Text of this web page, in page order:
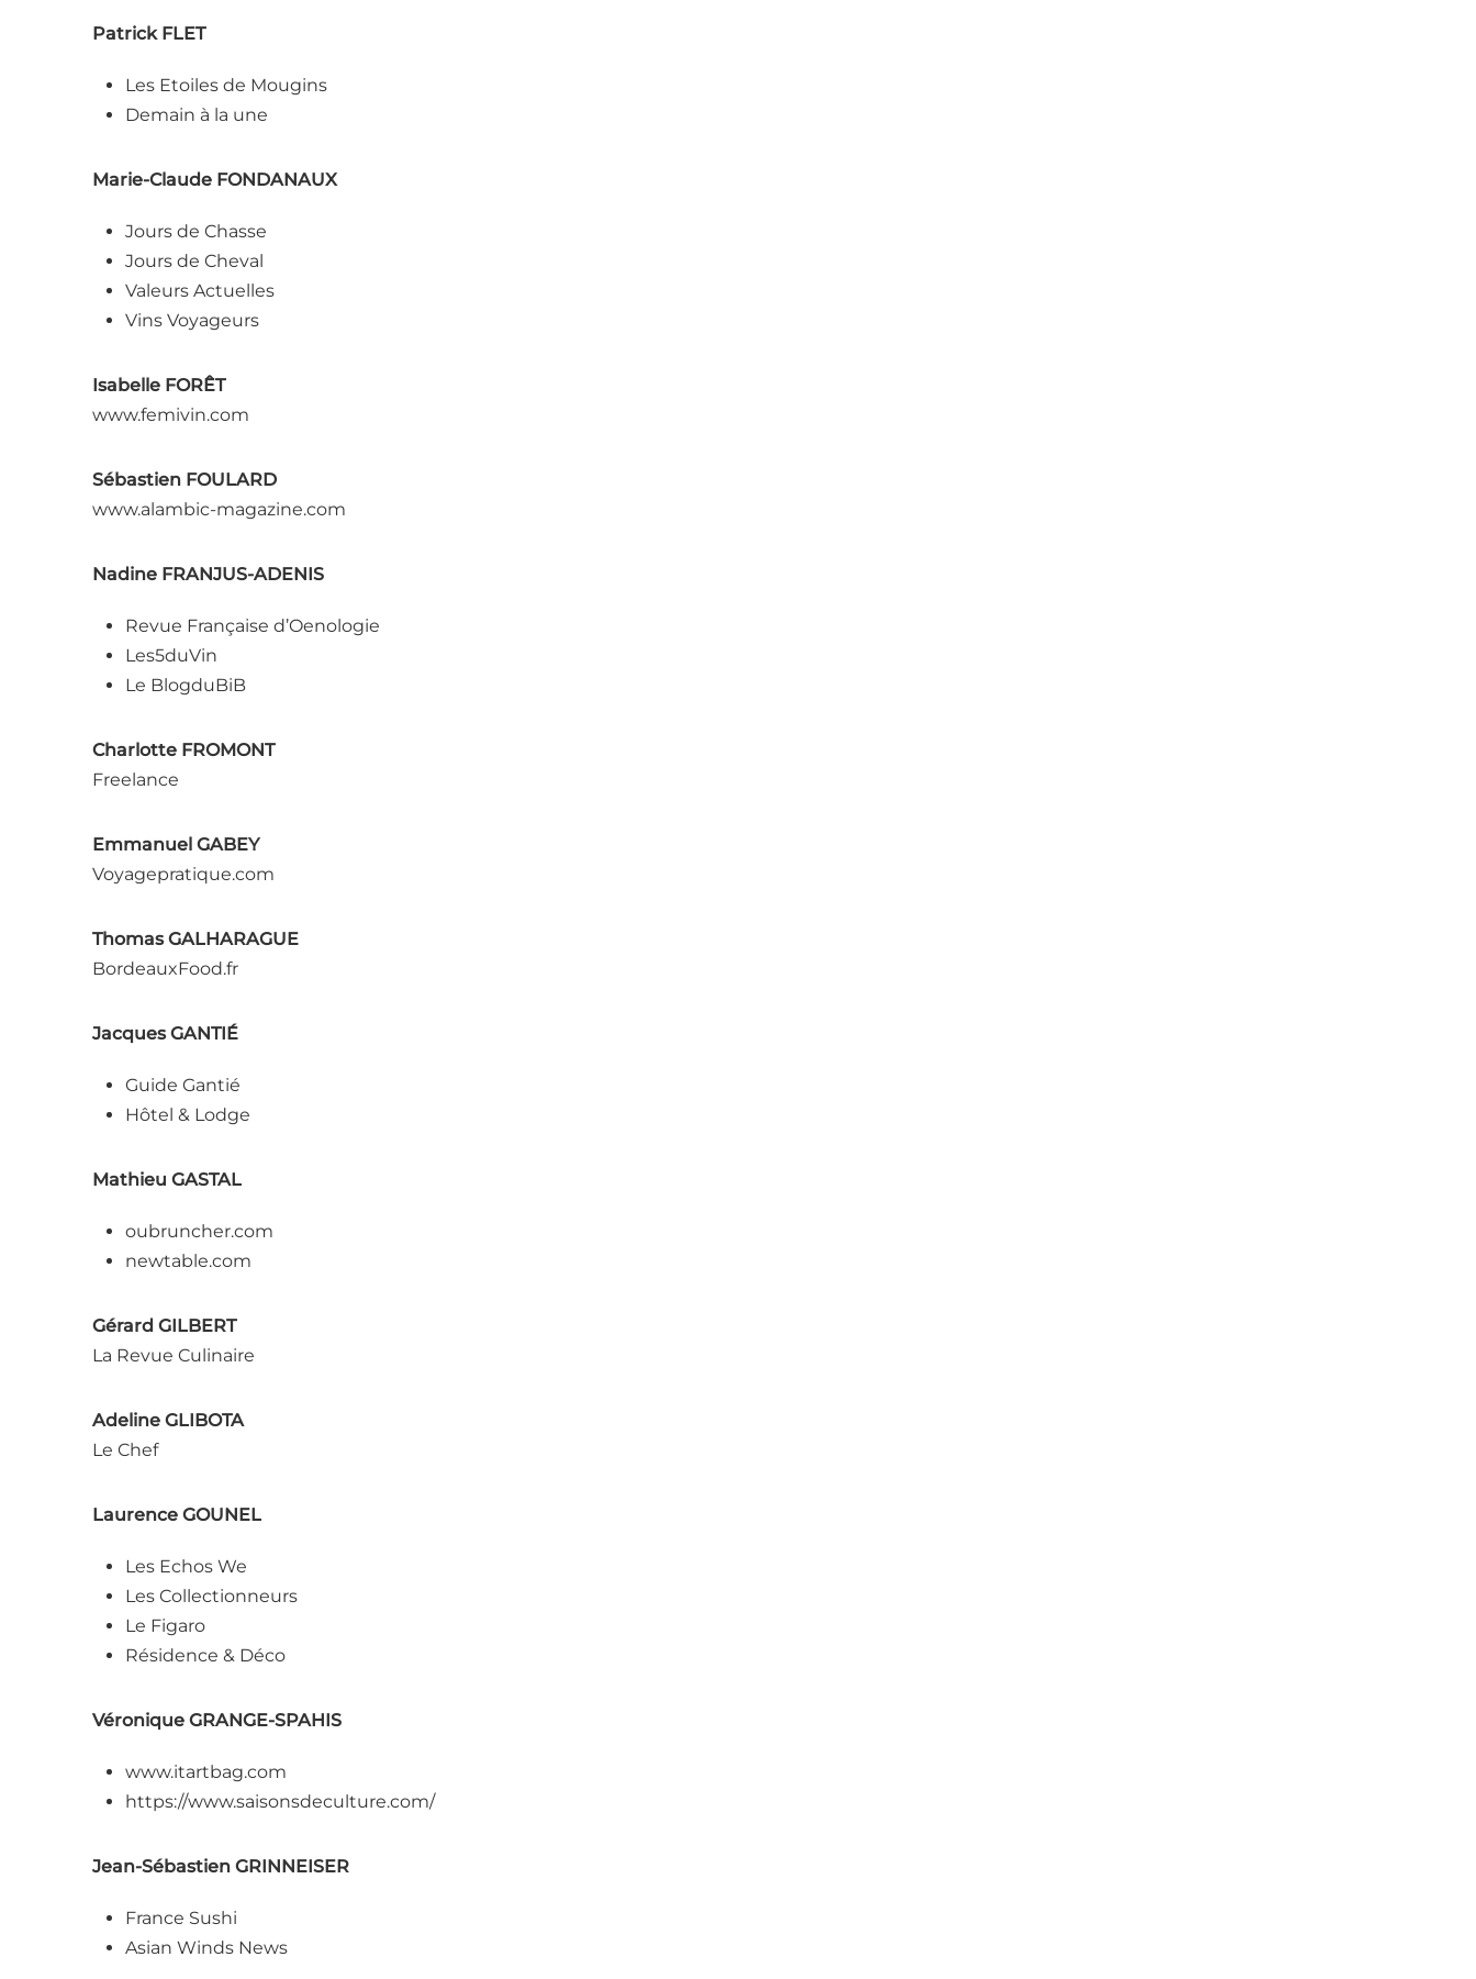
Patrick FLET
Les Etoiles de Mougins
Demain à la une
Marie-Claude FONDANAUX
Jours de Chasse
Jours de Cheval
Valeurs Actuelles
Vins Voyageurs
Isabelle FORÊT
www.femivin.com
Sébastien FOULARD
www.alambic-magazine.com
Nadine FRANJUS-ADENIS
Revue Française d’Oenologie
Les5duVin
Le BlogduBiB
Charlotte FROMONT
Freelance
Emmanuel GABEY
Voyagepratique.com
Thomas GALHARAGUE
BordeauxFood.fr
Jacques GANTIÉ
Guide Gantié
Hôtel & Lodge
Mathieu GASTAL
oubruncher.com
newtable.com
Gérard GILBERT
La Revue Culinaire
Adeline GLIBOTA
Le Chef
Laurence GOUNEL
Les Echos We
Les Collectionneurs
Le Figaro
Résidence & Déco
Véronique GRANGE-SPAHIS
www.itartbag.com
https://www.saisonsdeculture.com/
Jean-Sébastien GRINNEISER
France Sushi
Asian Winds News